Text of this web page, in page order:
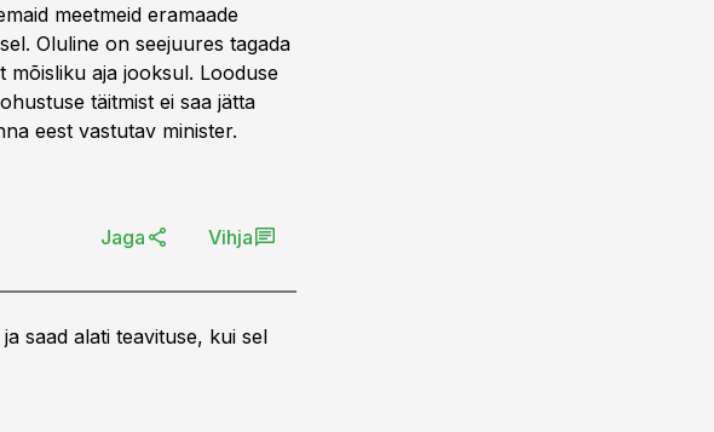
meetmeid eramaade
Oluline on seejuures tagada
mõisliku aja jooksul. Looduse
täitmist ei saa jätta
eest vastutav minister.
Jaga Vihja
saad alati teavituse, kui sel